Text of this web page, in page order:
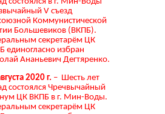
V съезд
Коммунистической
Большевиков (ВКПБ).
секретарём ЦК
единогласно избран
Ананьевич Дегтяренко.
2020 г. – Шесть лет
состоялся Чречвычайный
ЦК ВКПБ в г. Мин-Воды.
секретарём ЦК